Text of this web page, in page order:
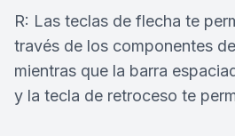
R: Las teclas de flecha te
través de los componentes
mientras que la barra
y la tecla de retroceso te